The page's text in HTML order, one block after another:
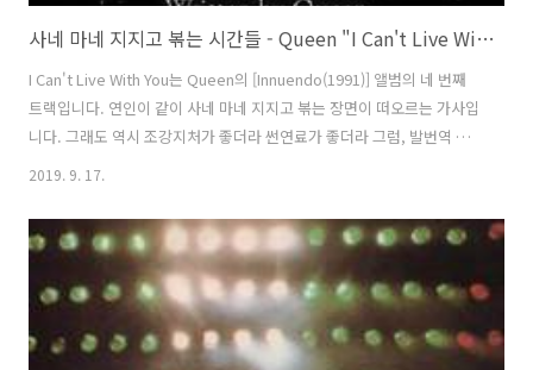
사네 마네 지지고 볶는 시간들 - Queen "I Can't Live With You"
I Can't Live With You는 Queen의 [Innuendo(1991)] 앨범의 네 번째
트랙입니다. 연인이 같이 사네 마네 지지고 볶는 장면이 떠오르는 가사입
니다. 그래도 역시 조강지처가 좋더라 썬연료가 좋더라 그럼, 발번역 들
어갑니다. Queen - I Can't Live With You 퀸 - 너랑 못 살아 (I can’t
Ooh, but I can’t live if you go away I don’t know just how it
goes, all I know is I can’t live with you (너랑 못 살아) 그치만 난 너
없이 못 살아 (들러붙지 마) 아..
2019. 9. 17.